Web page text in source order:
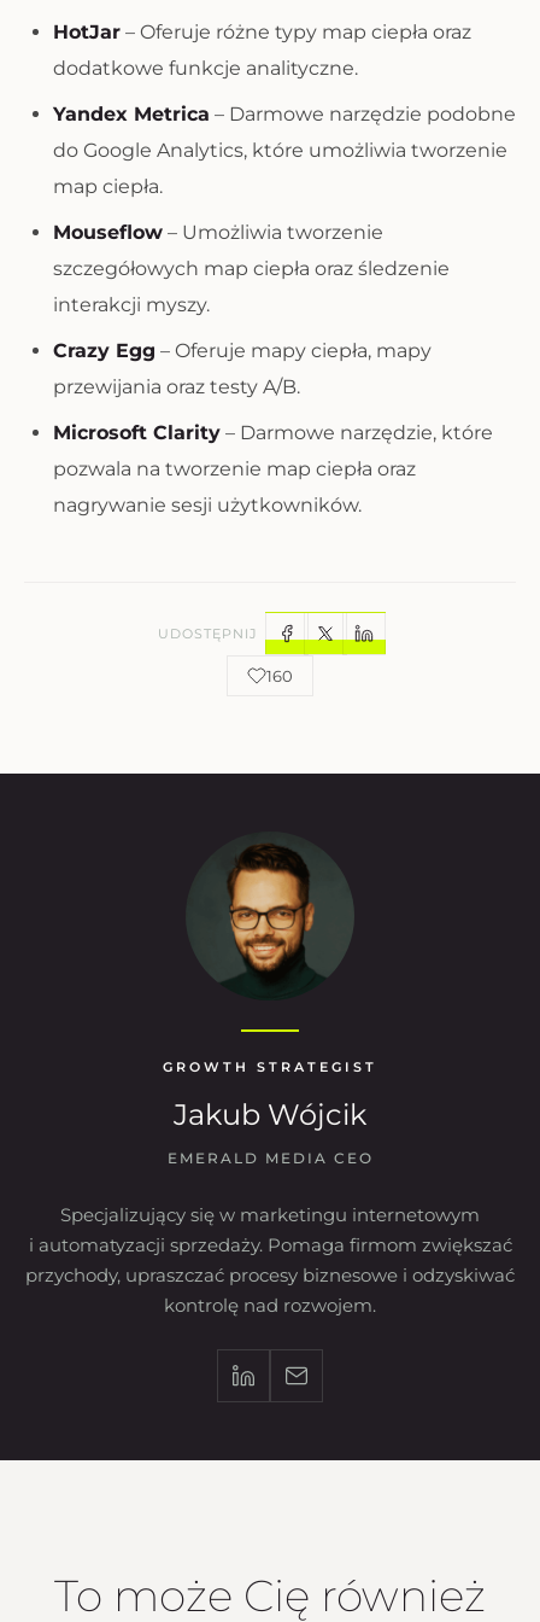
HotJar – Oferuje różne typy map ciepła oraz
dodatkowe funkcje analityczne.
Yandex Metrica – Darmowe narzędzie podobne
do Google Analytics, które umożliwia tworzenie
map ciepła.
Mouseflow – Umożliwia tworzenie
szczegółowych map ciepła oraz śledzenie
interakcji myszy.
Crazy Egg – Oferuje mapy ciepła, mapy
przewijania oraz testy A/B.
Microsoft Clarity – Darmowe narzędzie, które
pozwala na tworzenie map ciepła oraz
nagrywanie sesji użytkowników.
UDOSTĘPNIJ
160
GROWTH STRATEGIST
Jakub Wójcik
EMERALD MEDIA CEO
Specjalizujący się w marketingu internetowym
i automatyzacji sprzedaży. Pomaga firmom zwiększać
przychody, upraszczać procesy biznesowe i odzyskiwać
kontrolę nad rozwojem.
To może Cię również